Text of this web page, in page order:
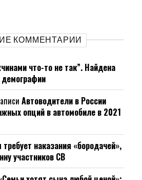
КОММЕНТАРИИ
что-то не так”. Найдена
демографии
Автоводители в России
опций в автомобиле в 2021
требует наказания «бородачей»,
участников СВ